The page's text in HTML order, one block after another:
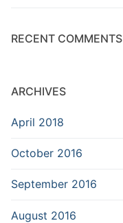
RECENT COMMENTS
ARCHIVES
April 2018
October 2016
September 2016
August 2016